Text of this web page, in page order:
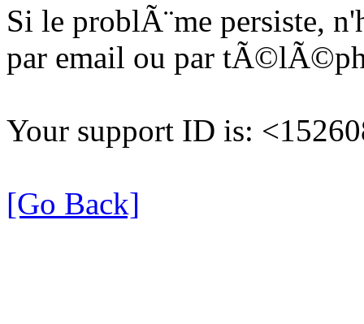
Si le problÃ¨me persiste,
par email ou par
Your support ID is:
[Go Back]